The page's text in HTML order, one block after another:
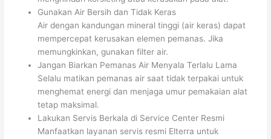
Gunakan Air Bersih dan Tidak Keras
Air dengan kandungan mineral tinggi (air keras) dapat
mempercepat kerusakan elemen pemanas. Jika
memungkinkan, gunakan filter air.
Jangan Biarkan Pemanas Air Menyala Terlalu Lama
Selalu matikan pemanas air saat tidak terpakai untuk
menghemat energi dan menjaga umur pemakaian alat
tetap maksimal.
Lakukan Servis Berkala di Service Center Resmi
Manfaatkan layanan servis resmi Elterra untuk